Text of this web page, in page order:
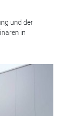
und der
in